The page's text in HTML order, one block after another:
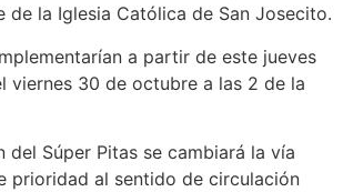
de la Iglesia Católica de San Josecito.
a partir de este jueves
viernes 30 de octubre a las 2 de la
del Súper Pitas se cambiará la vía
prioridad al sentido de circulación